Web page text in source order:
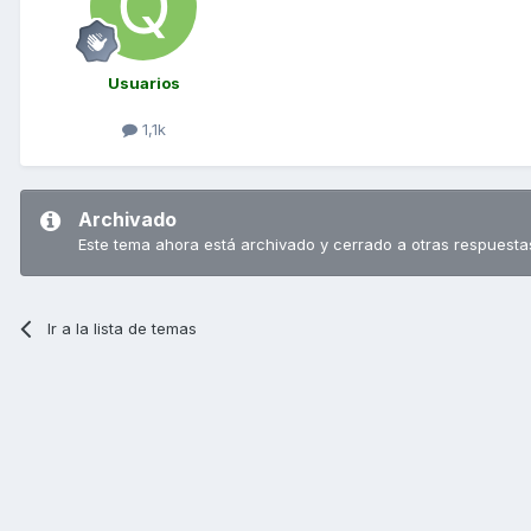
Usuarios
1,1k
Archivado
Este tema ahora está archivado y cerrado a otras
Ir a la lista de temas